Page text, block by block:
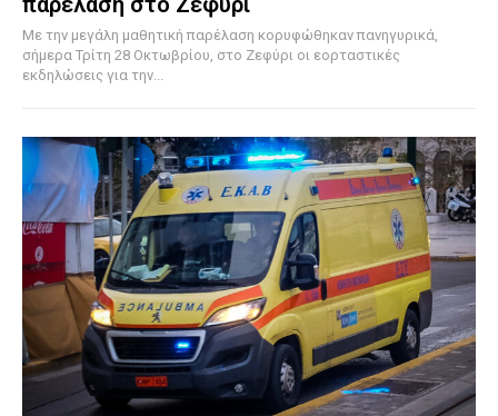
Με την μεγάλη μαθητική παρέλαση κορυφώθηκαν πανηγυρικά,
σήμερα Τρίτη 28 Οκτωβρίου, στο Ζεφύρι οι εορταστικές
εκδηλώσεις για την...